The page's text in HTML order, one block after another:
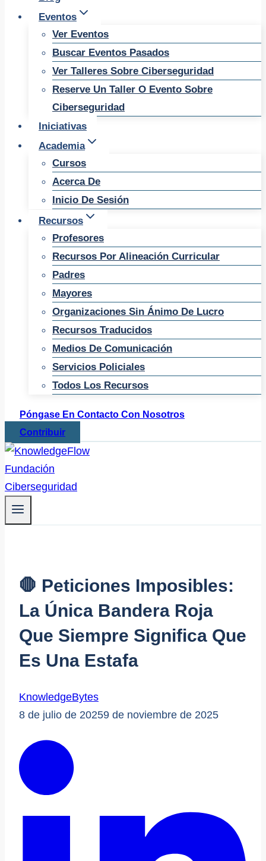
Eventos
Ver Eventos
Buscar Eventos Pasados
Ver Talleres Sobre Ciberseguridad
Reserve Un Taller O Evento Sobre
Ciberseguridad
Iniciativas
Academia
Cursos
Acerca De
Inicio De Sesión
Recursos
Profesores
Recursos Por Alineación Curricular
Padres
Mayores
Organizaciones Sin Ánimo De Lucro
Recursos Traducidos
Medios De Comunicación
Servicios Policiales
Todos Los Recursos
Póngase En Contacto Con Nosotros
Contribuir
🛑 Peticiones Imposibles:
La Única Bandera Roja
Que Siempre Significa Que
Es Una Estafa
KnowledgeBytes
8 de julio de 20259 de noviembre de 2025